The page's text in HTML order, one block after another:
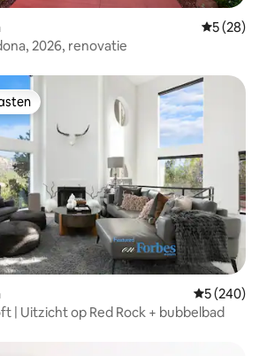
5 (28)
2026, renovatie
5 (240)
| Uitzicht op Red Rock + bubbelbad